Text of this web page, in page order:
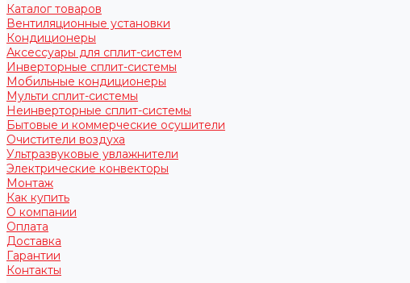
Каталог товаров
Вентиляционные установки
Кондиционеры
Аксессуары для сплит-систем
Инверторные сплит-системы
Мобильные кондиционеры
Мульти сплит-системы
Неинверторные сплит-системы
Бытовые и коммерческие осушители
Очистители воздуха
Ультразвуковые увлажнители
Электрические конвекторы
Монтаж
Как купить
О компании
Оплата
Доставка
Гарантии
Контакты